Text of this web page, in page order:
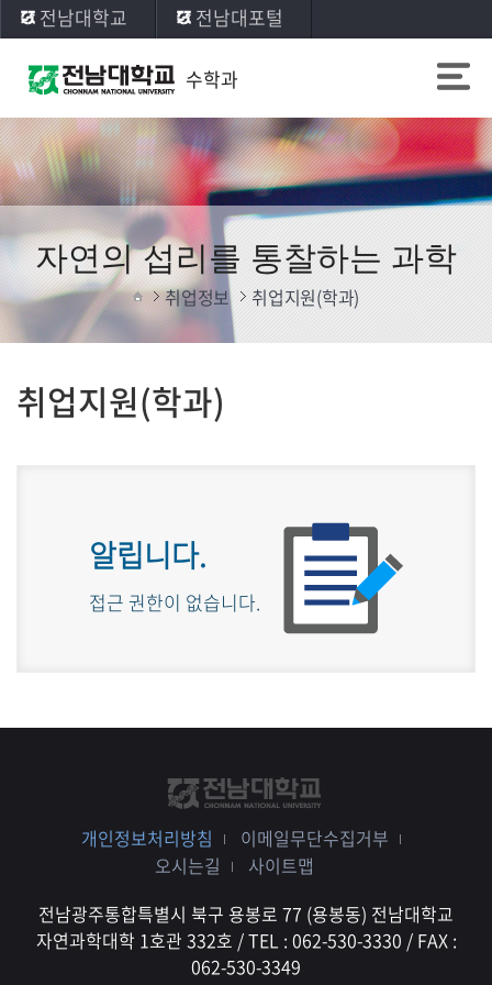
전남대학교 전남대포털
수학과
자연의 섭리를 통찰하는 과학
취업정보 취업지원(학과)
취업지원(학과)
알립니다.
접근 권한이 없습니다.
개인정보처리방침
이메일무단수집거부
오시는길
사이트맵
전남광주통합특별시 북구 용봉로 77 (용봉동) 전남대학교
자연과학대학 1호관 332호 / TEL : 062-530-3330 / FAX :
062-530-3349